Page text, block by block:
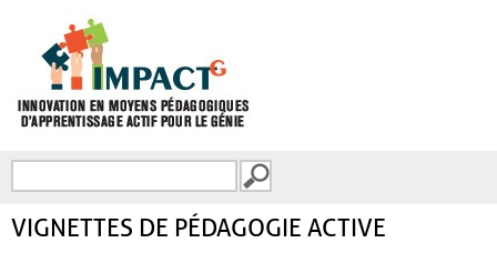
FORMULAIRE DE
VIGNETTES DE PÉDAGOGIE ACTIVE